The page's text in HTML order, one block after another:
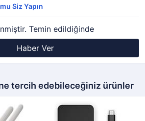
Siz Yapın
Temin edildiğinde
Haber Ver
tercih edebileceğiniz ürünler